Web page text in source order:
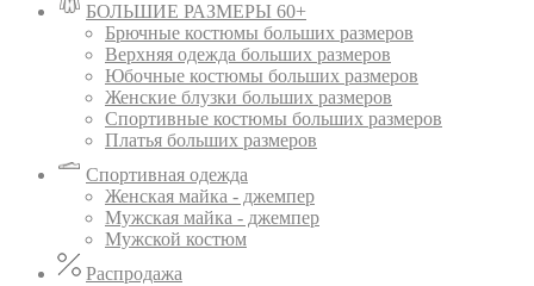
БОЛЬШИЕ РАЗМЕРЫ 60+
Брючные костюмы больших размеров
Верхняя одежда больших размеров
Юбочные костюмы больших размеров
Женские блузки больших размеров
Спортивные костюмы больших размеров
Платья больших размеров
Спортивная одежда
Женская майка - джемпер
Мужская майка - джемпер
Мужской костюм
Распродажа